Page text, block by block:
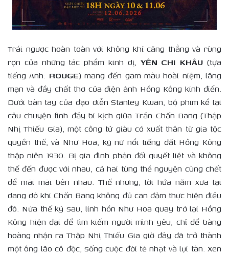
Trái ngược hoàn toàn với không khí căng thẳng và rùng
rợn của những tác phẩm kinh dị, YÊN CHI KHÂU (tựa
tiếng Anh: ROUGE) mang đến gam màu hoài niệm, lãng
mạn và đầy chất thơ của điện ảnh Hồng Kông kinh điển.
Dưới bàn tay của đạo diễn Stanley Kwan, bộ phim kể lại
câu chuyện tình đầy bi kịch giữa Trần Chấn Bang (Thập
Nhị Thiếu Gia), một công tử giàu có xuất thân từ gia tộc
quyền thế, và Như Hoa, kỹ nữ nổi tiếng đất Hồng Kông
thập niên 1930. Bị gia đình phản đối quyết liệt và không
thể đến được với nhau, cả hai từng thề nguyện cùng chết
để mãi mãi bên nhau. Thế nhưng, lời hứa năm xưa lại
dang dở khi Chấn Bang không đủ can đảm thực hiện điều
đó. Nửa thế kỷ sau, linh hồn Như Hoa quay trở lại Hồng
Kông hiện đại để tìm kiếm người mình yêu, chỉ để bàng
hoàng nhận ra Thập Nhị Thiếu Gia giờ đây đã trở thành
một ông lão cô độc, sống cuộc đời tẻ nhạt và lụi tàn. Xen